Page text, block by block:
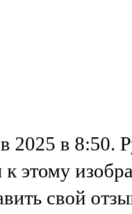
2025 в 8:50.
к этому
свой